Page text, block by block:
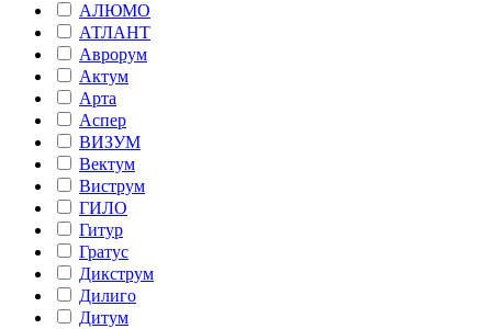
АЛЮМО
АТЛАНТ
Аврорум
Актум
Арта
Аспер
ВИЗУМ
Вектум
Виструм
ГИЛО
Гитур
Гратус
Дикструм
Дилиго
Дитум